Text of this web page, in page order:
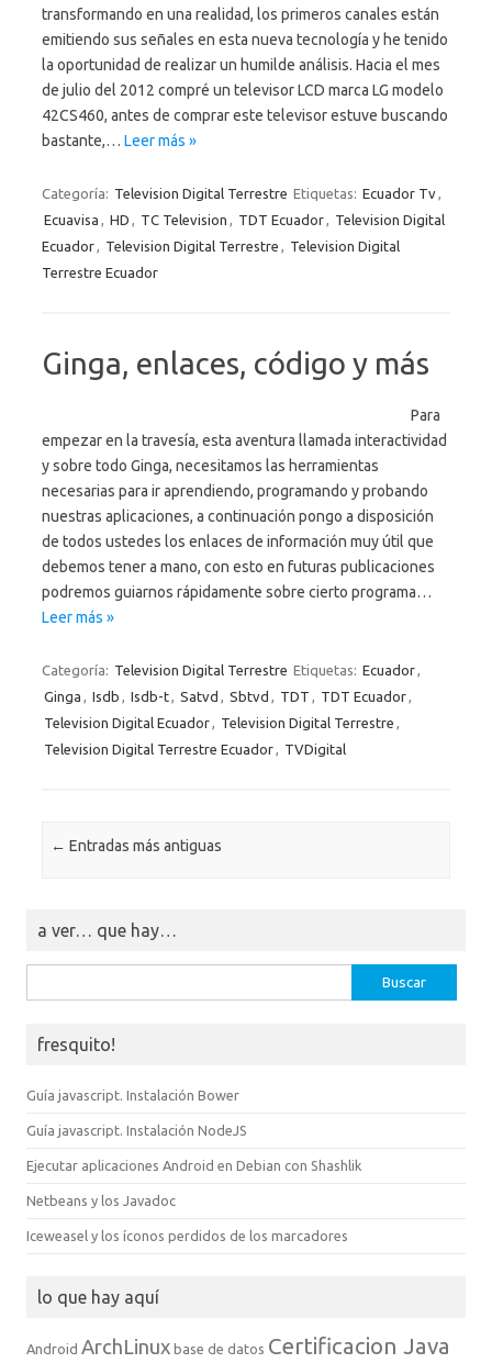
transformando en una realidad, los primeros canales están
emitiendo sus señales en esta nueva tecnología y he tenido
la oportunidad de realizar un humilde análisis. Hacia el mes
de julio del 2012 compré un televisor LCD marca LG modelo
42CS460, antes de comprar este televisor estuve buscando
bastante,… Leer más »
Categoría: Television Digital Terrestre Etiquetas: Ecuador Tv,
Ecuavisa , HD , TC Television , TDT Ecuador, Television Digital
Ecuador, Television Digital Terrestre , Television Digital
Terrestre Ecuador
Ginga, enlaces, código y más
Para
empezar en la travesía, esta aventura llamada interactividad
y sobre todo Ginga, necesitamos las herramientas
necesarias para ir aprendiendo, programando y probando
nuestras aplicaciones, a continuación pongo a disposición
de todos ustedes los enlaces de información muy útil que
debemos tener a mano, con esto en futuras publicaciones
podremos guiarnos rápidamente sobre cierto programa…
Leer más »
Categoría: Television Digital Terrestre Etiquetas: Ecuador,
Ginga , Isdb , Isdb-t, Satvd , Sbtvd , TDT , TDT Ecuador,
Television Digital Ecuador, Television Digital Terrestre ,
Television Digital Terrestre Ecuador, TVDigital
Navegación de entradas
← Entradas más antiguas
a ver… que hay…
fresquito!
Guía javascript. Instalación Bower
Guía javascript. Instalación NodeJS
Ejecutar aplicaciones Android en Debian con Shashlik
Netbeans y los Javadoc
Iceweasel y los íconos perdidos de los marcadores
lo que hay aquí
Android ArchLinux base de datos Certificacion Java